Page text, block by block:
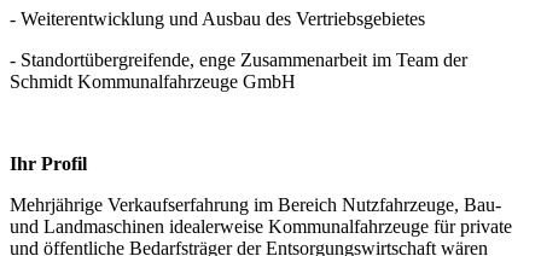
- Weiterentwicklung und Ausbau des Vertriebsgebietes
- Standortübergreifende, enge Zusammenarbeit im Team der
Schmidt Kommunalfahrzeuge GmbH
Ihr Profil
Mehrjährige Verkaufserfahrung im Bereich Nutzfahrzeuge, Bau-
und Landmaschinen idealerweise Kommunalfahrzeuge für private
und öffentliche Bedarfsträger der Entsorgungswirtschaft wären